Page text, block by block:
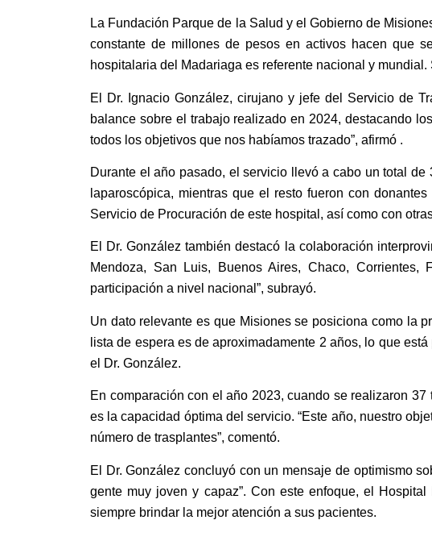
La Fundación Parque de la Salud y el Gobierno de
constante de millones de pesos en activos hacen que
hospitalaria del Madariaga es referente nacional y
El Dr. Ignacio González, cirujano y jefe del Servicio de
balance sobre el trabajo realizado en 2024, destacando
todos los objetivos que nos habíamos trazado”, afirmó .
Durante el año pasado, el servicio llevó a cabo un total
laparoscópica, mientras que el resto fueron con
Servicio de Procuración de este hospital, así como con
El Dr. González también destacó la colaboración
Mendoza, San Luis, Buenos Aires, Chaco,
participación a nivel nacional”, subrayó.
Un dato relevante es que Misiones se posiciona como la
lista de espera es de aproximadamente 2 años, lo que
el Dr. González.
En comparación con el año 2023, cuando se realizaron
es la capacidad óptima del servicio. “Este año, nuestro
número de trasplantes”, comentó.
El Dr. González concluyó con un mensaje de optimismo
gente muy joven y capaz”. Con este enfoque, el
siempre brindar la mejor atención a sus pacientes.